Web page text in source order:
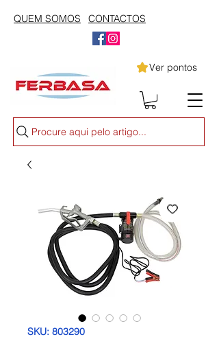
QUEM SOMOS CONTACTOS
Ver pontos
Procure aqui pelo artigo...
SKU: 803290